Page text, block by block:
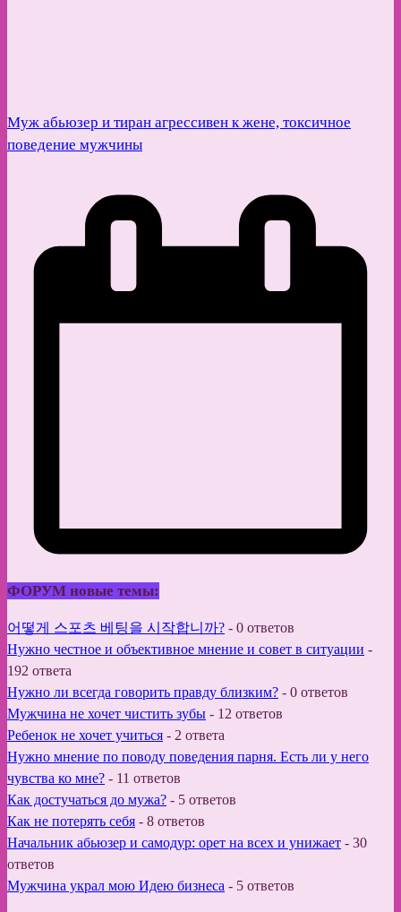
Муж абьюзер и тиран агрессивен к жене, токсичное
поведение мужчины
ФОРУМ новые темы:
어떻게 스포츠 베팅을 시작합니까? - 0 ответов
Нужно честное и объективное мнение и совет в ситуации -
192 ответа
Нужно ли всегда говорить правду близким? - 0 ответов
Мужчина не хочет чистить зубы - 12 ответов
Ребенок не хочет учиться - 2 ответа
Нужно мнение по поводу поведения парня. Есть ли у него
чувства ко мне? - 11 ответов
Как достучаться до мужа? - 5 ответов
Как не потерять себя - 8 ответов
Начальник абьюзер и самодур: орет на всех и унижает - 30
ответов
Мужчина украл мою Идею бизнеса - 5 ответов